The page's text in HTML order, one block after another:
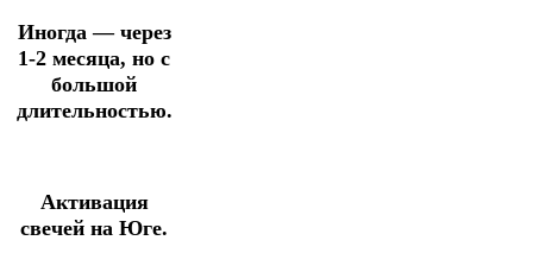
Иногда — через
1-2 месяца, но с
большой
длительностью.
Активация
свечей на Юге.